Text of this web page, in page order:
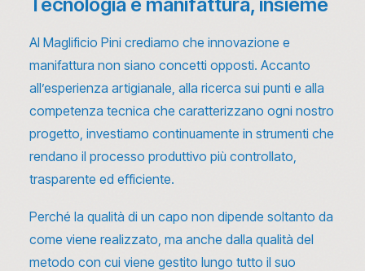
Al Maglificio Pini crediamo che innovazione e
manifattura non siano concetti opposti. Accanto
all’esperienza artigianale, alla ricerca sui punti e alla
competenza tecnica che caratterizzano ogni nostro
progetto, investiamo continuamente in strumenti che
rendano il processo produttivo più controllato,
trasparente ed efficiente.
Perché la qualità di un capo non dipende soltanto da
come viene realizzato, ma anche dalla qualità del
metodo con cui viene gestito lungo tutto il suo